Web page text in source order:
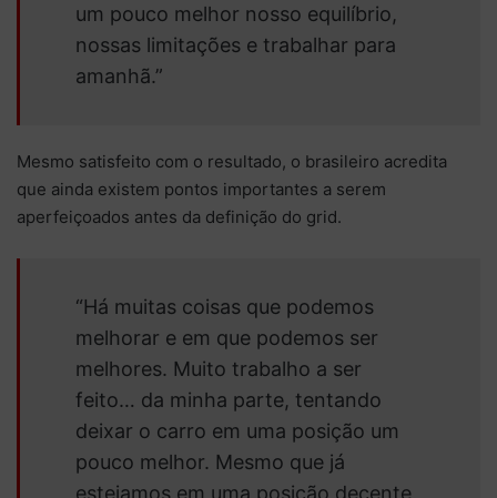
um pouco melhor nosso equilíbrio,
nossas limitações e trabalhar para
amanhã.”
Mesmo satisfeito com o resultado, o brasileiro acredita
que ainda existem pontos importantes a serem
aperfeiçoados antes da definição do grid.
“Há muitas coisas que podemos
melhorar e em que podemos ser
melhores. Muito trabalho a ser
feito… da minha parte, tentando
deixar o carro em uma posição um
pouco melhor. Mesmo que já
estejamos em uma posição decente,